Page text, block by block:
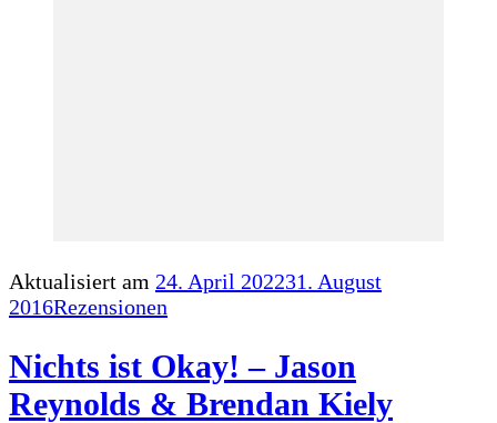
Aktualisiert am 24. April 202231. August
2016Rezensionen
Nichts ist Okay! – Jason
Reynolds & Brendan Kiely